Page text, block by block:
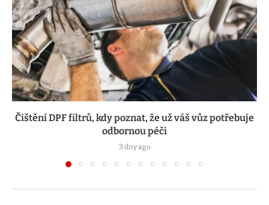
Čištění DPF filtrů, kdy poznat, že už váš vůz potřebuje
odbornou péči
3 dny ago